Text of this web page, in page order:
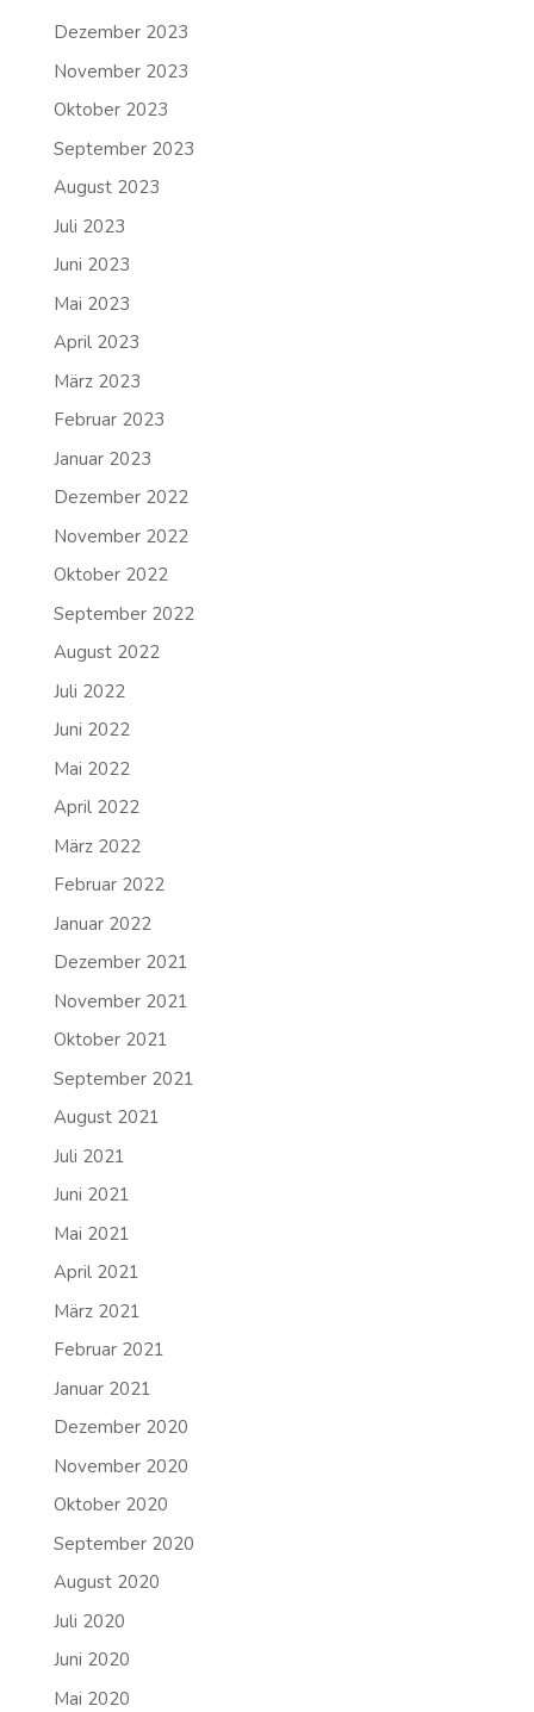
Dezember 2023
November 2023
Oktober 2023
September 2023
August 2023
Juli 2023
Juni 2023
Mai 2023
April 2023
März 2023
Februar 2023
Januar 2023
Dezember 2022
November 2022
Oktober 2022
September 2022
August 2022
Juli 2022
Juni 2022
Mai 2022
April 2022
März 2022
Februar 2022
Januar 2022
Dezember 2021
November 2021
Oktober 2021
September 2021
August 2021
Juli 2021
Juni 2021
Mai 2021
April 2021
März 2021
Februar 2021
Januar 2021
Dezember 2020
November 2020
Oktober 2020
September 2020
August 2020
Juli 2020
Juni 2020
Mai 2020